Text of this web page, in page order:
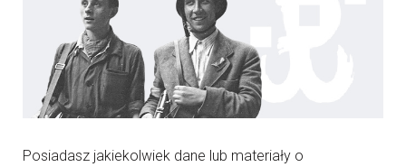
Posiadasz jakiekolwiek dane lub materiały o